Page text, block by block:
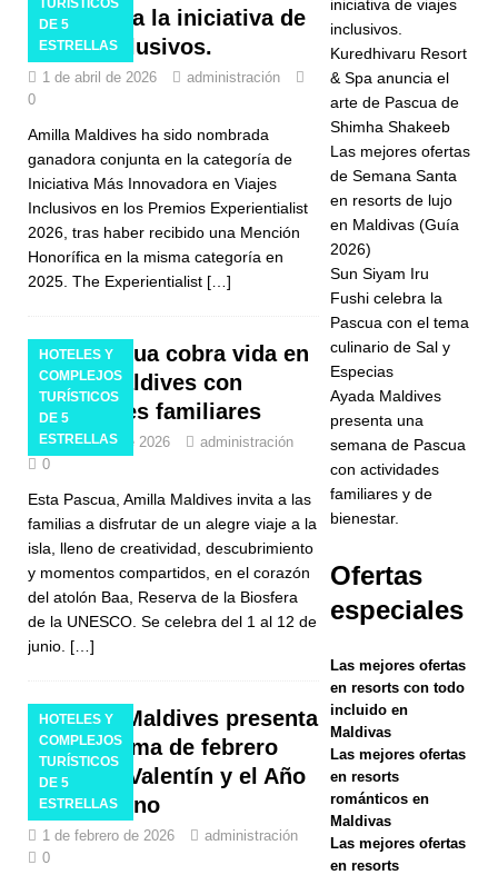
iniciativa de
inclusivos.
HOTELES Y
COMPLEJO
TURÍSTICOS
DE 5
ESTRELLAS
marzo de
2026 ]
Kuredhivaru
Pascua de
Shimha
HOTELES Y
DE 5
ESTRELLAS
Initiative' a la iniciativa de
viajes inclusivos.
1 de abril de 2026
administración
0
Amilla Maldives ha sido nombrada
ganadora conjunta en la categoría de
Iniciativa Más Innovadora en Viajes
Inclusivos en los Premios Experientialist
2026, tras haber recibido una Mención
Honorífica en la misma categoría en
2025. The Experientialist […]
HOTELES Y
COMPLEJOS
TURÍSTICOS
DE 5
ESTRELLAS
La Pascua cobra vida en
Amilla Maldives con
actividades familiares
5 de marzo de 2026
administración
0
Esta Pascua, Amilla Maldives invita a las
familias a disfrutar de un alegre viaje a la
isla, lleno de creatividad, descubrimiento
y momentos compartidos, en el corazón
del atolón Baa, Reserva de la Biosfera
de la UNESCO. Se celebra del 1 al 12 de
junio. […]
HOTELES Y
COMPLEJOS
TURÍSTICOS
DE 5
ESTRELLAS
Amilla Maldives presenta
su programa de febrero
para San Valentín y el Año
Nuevo chino
1 de febrero de 2026
administración
0
iniciativa de viajes
inclusivos.
Kuredhivaru Resort
& Spa anuncia el
arte de Pascua de
Shimha Shakeeb
Las mejores ofertas
de Semana Santa
en resorts de lujo
en Maldivas (Guía
2026)
Sun Siyam Iru
Fushi celebra la
Pascua con el tema
culinario de Sal y
Especias
Ayada Maldives
presenta una
semana de Pascua
con actividades
familiares y de
bienestar.
Ofertas
especiales
Las mejores ofertas
en resorts con todo
incluido en
Maldivas
Las mejores ofertas
en resorts
románticos en
Maldivas
Las mejores ofertas
en resorts